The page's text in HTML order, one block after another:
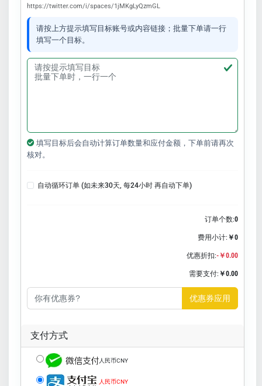
https://twitter.com/i/spaces/1jMKgLyQzmGL
请按上方提示填写目标账号或内容链接；批量下单请一行
填写一个目标。
填写目标后会自动计算订单数量和应付金额，下单前请再次
核对。
自动循环订单 (如未来30天, 每24小时 再自动下单)
订单个数:0
费用小计: ￥0
优惠折扣:-￥0.00
需要支付: ￥0.00
优惠券应用
支付方式
人民币CNY
人民币CNY